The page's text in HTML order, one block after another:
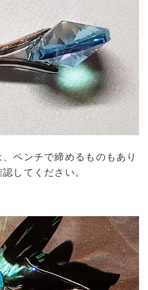
ペンチで締めるものもあり
してください。